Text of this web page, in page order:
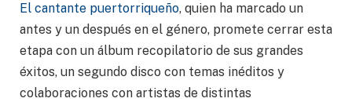
El cantante puertorriqueño, quien ha marcado un
antes y un después en el género, promete cerrar esta
etapa con un álbum recopilatorio de sus grandes
éxitos, un segundo disco con temas inéditos y
colaboraciones con artistas de distintas